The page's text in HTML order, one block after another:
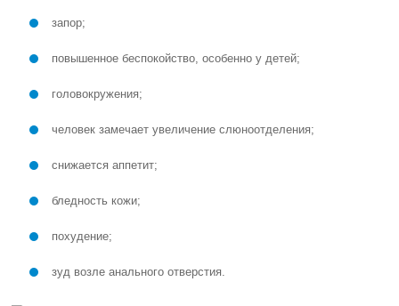
запор;
повышенное беспокойство, особенно у детей;
головокружения;
человек замечает увеличение слюноотделения;
снижается аппетит;
бледность кожи;
похудение;
зуд возле анального отверстия.